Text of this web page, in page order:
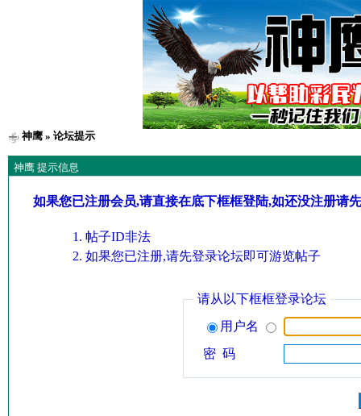
神鹰» 论坛提示
神鹰 提示信息
如果您已注册会员,请直接在底下框框登陆,如还没注册请
帖子ID非法
如果您已注册,请先登录论坛即可游览帖子
请从以下框框登录论坛
用户名
密 码